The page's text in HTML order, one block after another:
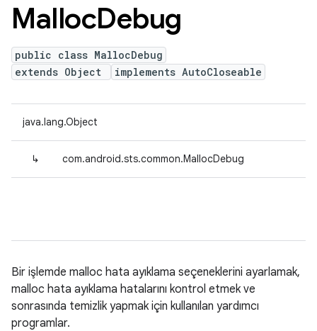
MallocDebug
public class MallocDebug
extends Object
implements AutoCloseable
java.lang.Object
↳ com.android.sts.common.MallocDebug
Bir işlemde malloc hata ayıklama seçeneklerini ayarlamak,
malloc hata ayıklama hatalarını kontrol etmek ve
sonrasında temizlik yapmak için kullanılan yardımcı
programlar.